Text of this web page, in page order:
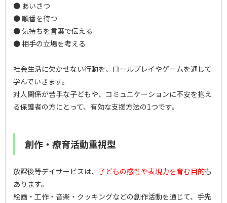
● あいさつ
● 順番を待つ
● 気持ちを言葉で伝える
● 相手の立場を考える
社会生活に欠かせない行動を、ロールプレイやゲームを通じて
学んでいきます。
対人関係が苦手な子どもや、コミュニケーションに不安を抱え
る保護者の方にとって、有効な支援方法の1つです。
創作・療育活動重視型
放課後等デイサービスは、 子どもの感性や表現力を育む目的も
あります。
絵画・工作・音楽・クッキングなどの創作活動を通じて、手先